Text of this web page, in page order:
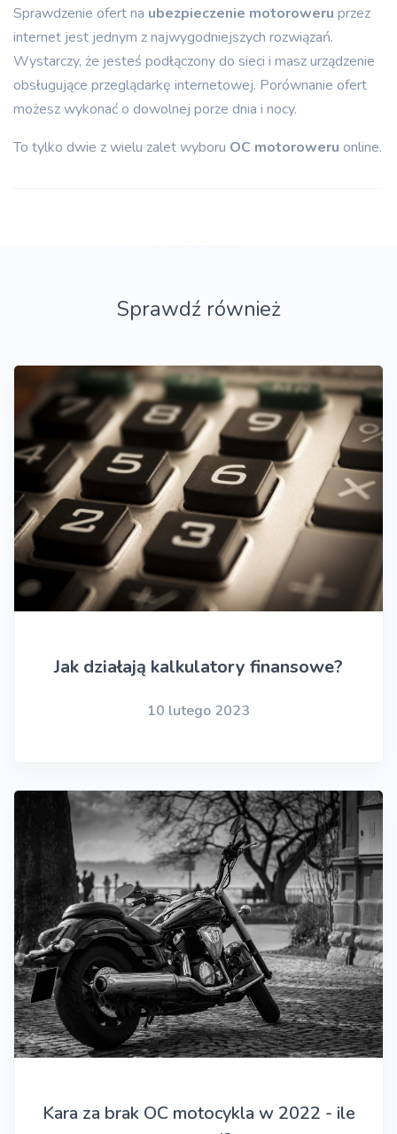
Sprawdzenie ofert na ubezpieczenie motoroweru przez
internet jest jednym z najwygodniejszych rozwiązań.
Wystarczy, że jesteś podłączony do sieci i masz urządzenie
obsługujące przeglądarkę internetowej. Porównanie ofert
możesz wykonać o dowolnej porze dnia i nocy.
To tylko dwie z wielu zalet wyboru OC motoroweru online.
Sprawdź również
Jak działają kalkulatory finansowe?
10 lutego 2023
Kara za brak OC motocykla w 2022 - ile